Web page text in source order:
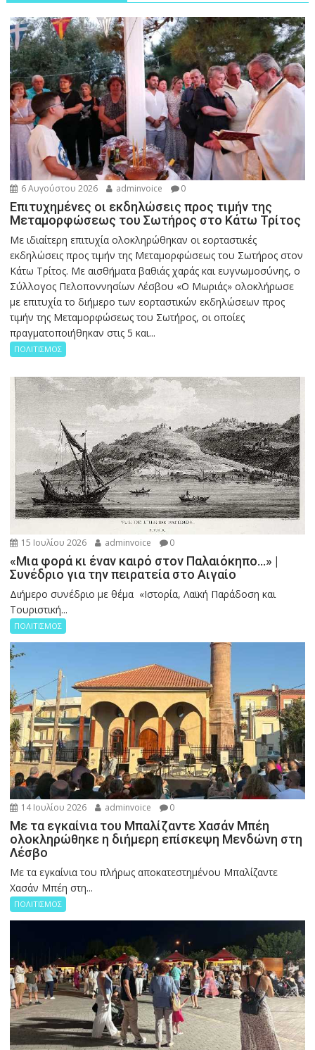
6 Αυγούστου 2026 adminvoice 0
Επιτυχημένες οι εκδηλώσεις προς τιμήν της
Μεταμορφώσεως του Σωτήρος στο Κάτω Τρίτος
Με ιδιαίτερη επιτυχία ολοκληρώθηκαν οι εορταστικές
εκδηλώσεις προς τιμήν της Μεταμορφώσεως του Σωτήρος στον
Κάτω Τρίτος. Με αισθήματα βαθιάς χαράς και ευγνωμοσύνης, ο
Σύλλογος Πελοποννησίων Λέσβου «Ο Μωριάς» ολοκλήρωσε
με επιτυχία το διήμερο των εορταστικών εκδηλώσεων προς
τιμήν της Μεταμορφώσεως του Σωτήρος, οι οποίες
πραγματοποιήθηκαν στις 5 και...
ΠΟΛΙΤΙΣΜΟΣ
15 Ιουλίου 2026 adminvoice 0
«Μια φορά κι έναν καιρό στον Παλαιόκηπο…» |
Συνέδριο για την πειρατεία στο Αιγαίο
Διήμερο συνέδριο με θέμα «Ιστορία, Λαϊκή Παράδοση και
Τουριστική...
ΠΟΛΙΤΙΣΜΟΣ
14 Ιουλίου 2026 adminvoice 0
Με τα εγκαίνια του Μπαλίζαντε Χασάν Μπέη
ολοκληρώθηκε η διήμερη επίσκεψη Μενδώνη στη
Λέσβο
Με τα εγκαίνια του πλήρως αποκατεστημένου Μπαλίζαντε
Χασάν Μπέη στη...
ΠΟΛΙΤΙΣΜΟΣ